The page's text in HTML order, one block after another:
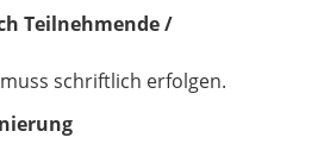
Teilnehmende /
schriftlich erfolgen.